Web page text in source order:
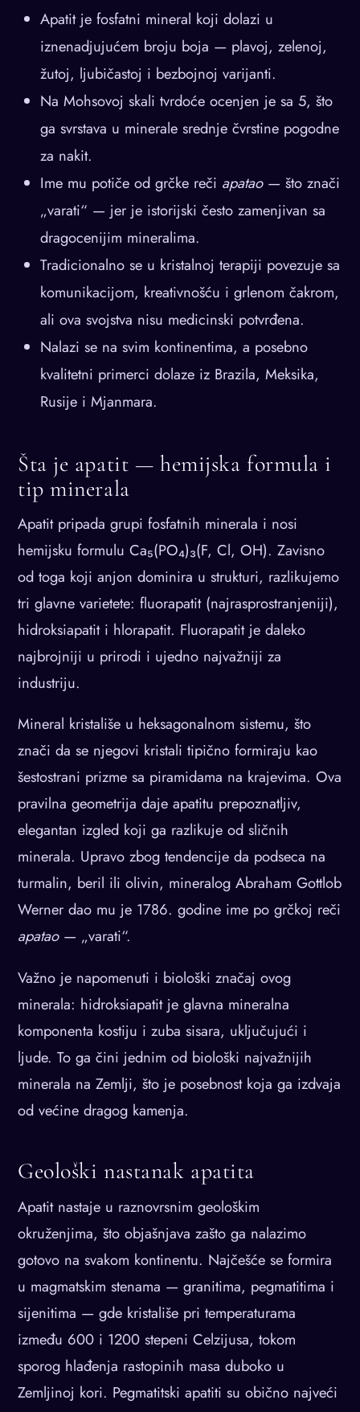
Apatit je fosfatni mineral koji dolazi u
iznenadjujućem broju boja — plavoj, zelenoj,
žutoj, ljubičastoj i bezbojnoj varijanti.
Na Mohsovoj skali tvrdoće ocenjen je sa 5, što
ga svrstava u minerale srednje čvrstine pogodne
za nakit.
Ime mu potiče od grčke reči apatao— što znači
„varati“ — jer je istorijski često zamenjivan sa
dragocenijim mineralima.
Tradicionalno se u kristalnoj terapiji povezuje sa
komunikacijom, kreativnošću i grlenom čakrom,
ali ova svojstva nisu medicinski potvrđena.
Nalazi se na svim kontinentima, a posebno
kvalitetni primerci dolaze iz Brazila, Meksika,
Rusije i Mjanmara.
Šta je apatit — hemijska formula i
tip minerala
Apatit pripada grupi fosfatnih minerala i nosi
hemijsku formulu Ca₅(PO₄)₃(F, Cl, OH). Zavisno
od toga koji anjon dominira u strukturi, razlikujemo
tri glavne varietete: fluorapatit (najrasprostranjeniji),
hidroksiapatit i hlorapatit. Fluorapatit je daleko
najbrojniji u prirodi i ujedno najvažniji za
industriju.
Mineral kristališe u heksagonalnom sistemu, što
znači da se njegovi kristali tipično formiraju kao
šestostrani prizme sa piramidama na krajevima. Ova
pravilna geometrija daje apatitu prepoznatljiv,
elegantan izgled koji ga razlikuje od sličnih
minerala. Upravo zbog tendencije da podseca na
turmalin, beril ili olivin, mineralog Abraham Gottlob
Werner dao mu je 1786. godine ime po grčkoj reči
apatao— „varati“.
Važno je napomenuti i biološki značaj ovog
minerala: hidroksiapatit je glavna mineralna
komponenta kostiju i zuba sisara, uključujući i
ljude. To ga čini jednim od biološki najvažnijih
minerala na Zemlji, što je posebnost koja ga izdvaja
od većine dragog kamenja.
Geološki nastanak apatita
Apatit nastaje u raznovrsnim geološkim
okruženjima, što objašnjava zašto ga nalazimo
gotovo na svakom kontinentu. Najčešće se formira
u magmatskim stenama — granitima, pegmatitima i
sijenitima — gde kristališe pri temperaturama
između 600 i 1200 stepeni Celzijusa, tokom
sporog hlađenja rastopinih masa duboko u
Zemljinoj kori. Pegmatitski apatiti su obično najveći